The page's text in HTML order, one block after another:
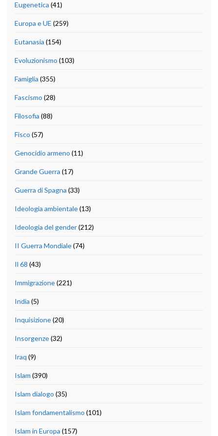
Eugenetica (41)
Europa e UE (259)
Eutanasia (154)
Evoluzionismo (103)
Famiglia (355)
Fascismo (28)
Filosofia (88)
Fisco (57)
Genocidio armeno (11)
Grande Guerra (17)
Guerra di Spagna (33)
Ideologia ambientale(13)
Ideologia del gender(212)
II Guerra Mondiale(74)
Il 68 (43)
Immigrazione(221)
India (5)
Inquisizione(20)
Insorgenze(32)
Iraq (9)
Islam (390)
Islam dialogo (35)
Islam fondamentalismo (101)
Islam in Europa (157)